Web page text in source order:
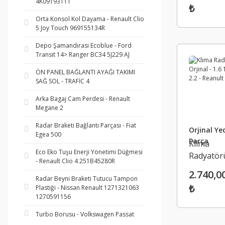
Orta Konsol Kol Dayama - Renault Clio
5 Joy Touch 969155134R
Depo Şamandırası Ecoblue - Ford
Transit 14> Ranger BC34 5J229 AJ
ÖN PANEL BAĞLANTI AYAĞI TAKIMI
SAĞ SOL - TRAFİC 4
Arka Bagaj Cam Perdesi - Renault
Megane 2
Radar Braketi Bağlantı Parçası - Fiat
Egea 500
Eco Eko Tuşu Enerji Yönetimi Düğmesi
- Renault Clio 4 251B45280R
Radar Beyni Braketi Tutucu Tampon
Plastiği - Nissan Renault 1271321063
1270591156
Turbo Borusu - Volkswagen Passat
Orjinal
₺
Orjinal
Parça
Klima
1.9 2.2 -
Laguna
₺